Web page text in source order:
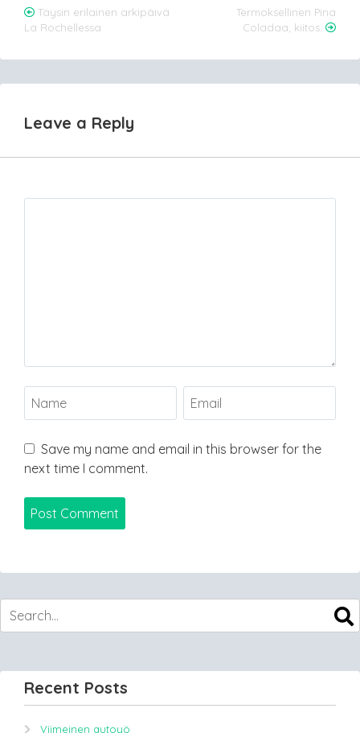
Post
navigation
Täysin erilainen arkipäivä
La Rochellessa
Termoksellinen Pina
Coladaa, kiitos.
Leave a Reply
Save my name and email in this browser for the
next time I comment.
Recent Posts
Viimeinen autoyö